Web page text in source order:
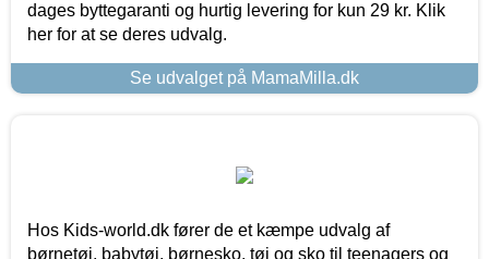
dages byttegaranti og hurtig levering for kun 29 kr. Klik
her for at se deres udvalg.
Se udvalget på MamaMilla.dk
Hos Kids-world.dk fører de et kæmpe udvalg af
børnetøj, babytøj, børnesko, tøj og sko til teenagers og